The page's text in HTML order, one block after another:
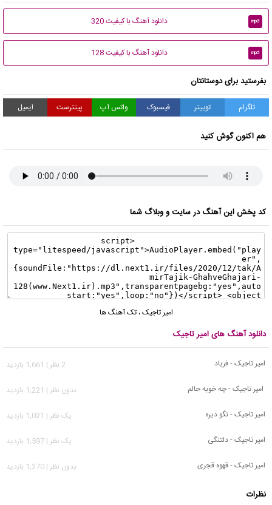
mp3 دانلود آهنگ با کیفیت 320
mp3 دانلود آهنگ با کیفیت 128
بفرستید برای دوستانتان
تلگرام توییتر فیسبوک واتس آپ پینترست ایمیل
هم اکنون گوش کنید
کد پخش این آهنگ در سایت و وبلاگ شما
امیر تاجیک،تک آهنگ ها
دانلود آهنگ های امیر تاجیک
امیر تاجیک - فریاد
2 نظر | 1,661 بازدید
امیر تاجیک - چه خوبه حالم
بدون نظر | 1,221 بازدید
امیر تاجیک - نگو دیره
يک نظر | 1,021 بازدید
امیر تاجیک - دلتنگی
يک نظر | 1,597 بازدید
امیر تاجیک - قهوه قجری
بدون نظر | 1,270 بازدید
نظرات